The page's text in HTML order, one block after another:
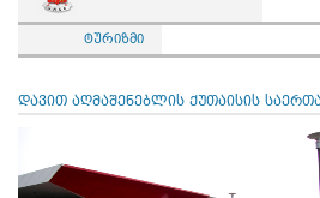
ტურიზმი
დავით აღმაშენებლის ქუთაისის